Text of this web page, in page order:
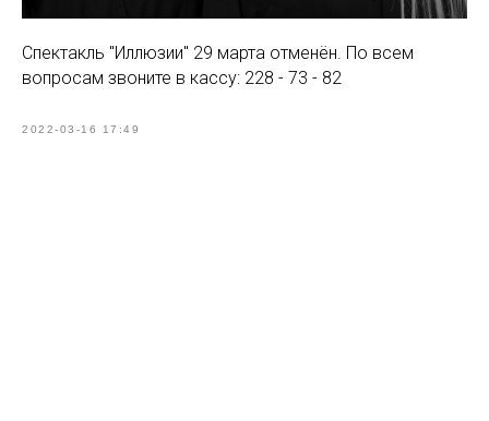
Спектакль "Иллюзии" 29 марта отменён. По всем
вопросам звоните в кассу: 228 - 73 - 82
2022-03-16 17:49